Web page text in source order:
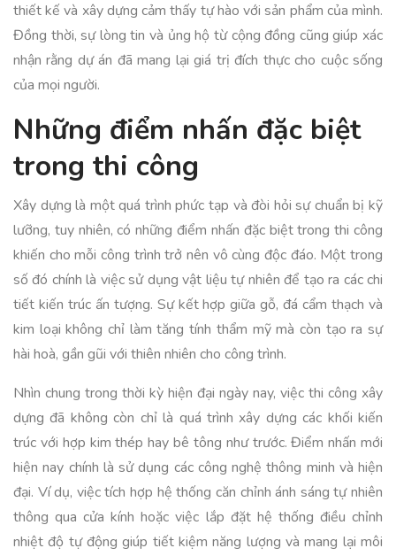
thiết kế và xây dựng cảm thấy tự hào với sản phẩm của mình.
Đồng thời, sự lòng tin và ủng hộ từ cộng đồng cũng giúp xác
nhận rằng dự án đã mang lại giá trị đích thực cho cuộc sống
của mọi người.
Những điểm nhấn đặc biệt
trong thi công
Xây dựng là một quá trình phức tạp và đòi hỏi sự chuẩn bị kỹ
lưỡng, tuy nhiên, có những điểm nhấn đặc biệt trong thi công
khiến cho mỗi công trình trở nên vô cùng độc đáo. Một trong
số đó chính là việc sử dụng vật liệu tự nhiên để tạo ra các chi
tiết kiến trúc ấn tượng. Sự kết hợp giữa gỗ, đá cẩm thạch và
kim loại không chỉ làm tăng tính thẩm mỹ mà còn tạo ra sự
hài hoà, gần gũi với thiên nhiên cho công trình.
Nhìn chung trong thời kỳ hiện đại ngày nay, việc thi công xây
dựng đã không còn chỉ là quá trình xây dựng các khối kiến
trúc với hợp kim thép hay bê tông như trước. Điểm nhấn mới
hiện nay chính là sử dụng các công nghệ thông minh và hiện
đại. Ví dụ, việc tích hợp hệ thống căn chỉnh ánh sáng tự nhiên
thông qua cửa kính hoặc việc lắp đặt hệ thống điều chỉnh
nhiệt độ tự động giúp tiết kiệm năng lượng và mang lại môi